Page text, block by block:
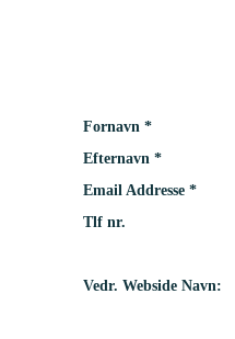
Fornavn *
Efternavn *
Email Addresse *
Tlf nr.
Vedr. Webside Navn: